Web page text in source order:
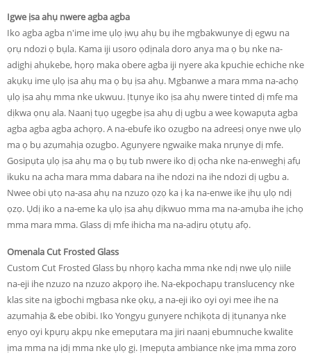
Igwe ịsa ahụ nwere agba agba
Iko agba agba n'ime ime ụlọ ịwụ ahụ bụ ihe mgbakwunye dị egwu na
ọrụ ndozi ọ bụla. Kama iji usoro ọdịnala doro anya ma ọ bụ nke na-
adịghị ahụkebe, họrọ maka obere agba iji nyere aka kpuchie echiche nke
akụkụ ime ụlọ ịsa ahụ ma ọ bụ ịsa ahụ. Mgbanwe a mara mma na-achọ
ụlọ ịsa ahụ mma nke ukwuu. Ịtụnye iko ịsa ahụ nwere tinted dị mfe ma
dịkwa ọnụ ala. Naanị tụọ ugegbe ịsa ahụ dị ugbu a wee kọwapụta agba
agba agba agba achọrọ. A na-ebufe iko ozugbo na adreesị onye nwe ụlọ
ma ọ bụ azụmahịa ozugbo. Agụnyere ngwaike maka nrụnye dị mfe.
Gosipụta ụlọ ịsa ahụ ma ọ bụ tub nwere iko dị ọcha nke na-enweghị afụ
ikuku na acha mara mma dabara na ihe ndozi na ihe ndozi dị ugbu a.
Nwee obi ụtọ na-asa ahụ na nzuzo ọzọ ka ị ka na-enwe ike ịhụ ụlọ ndị
ọzọ. Ụdị iko a na-eme ka ụlọ ịsa ahụ dịkwuo mma ma na-amụba ihe ịchọ
mma mara mma. Glass dị mfe ihicha ma na-adịru ọtụtụ afọ.
Omenala Cut Frosted Glass
Custom Cut Frosted Glass bụ nhọrọ kacha mma nke ndị nwe ụlọ niile
na-eji ihe nzuzo na nzuzo akpọrọ ihe. Na-ekpochapụ translucency nke
klas site na igbochi mgbasa nke ọkụ, a na-eji iko oyi oyi mee ihe na
azụmahịa & ebe obibi. Iko Yongyu gụnyere nchịkọta dị ịtụnanya nke
enyo oyi kpụrụ akpụ nke emepụtara ma jiri naanị ebumnuche kwalite
ịma mma na ịdị mma nke ụlọ gị. Ịmepụta ambiance nke ịma mma zoro